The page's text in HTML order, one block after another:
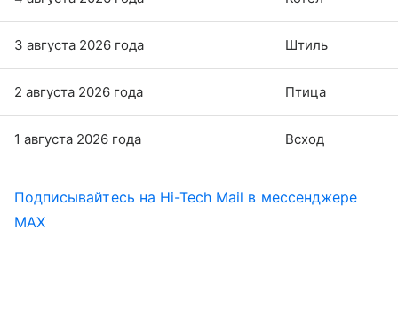
3 августа 2026 года Штиль
2 августа 2026 года Птица
1 августа 2026 года Всход
Подписывайтесь на Hi-Tech Mail в мессенджере
MAX